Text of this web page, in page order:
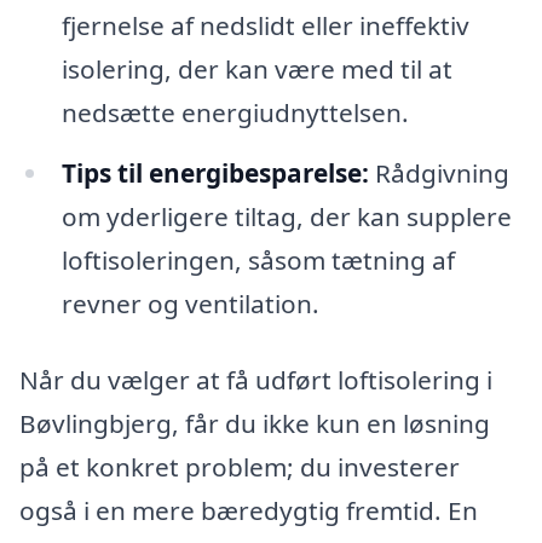
fjernelse af nedslidt eller ineffektiv
isolering, der kan være med til at
nedsætte energiudnyttelsen.
Tips til energibesparelse: Rådgivning
om yderligere tiltag, der kan supplere
loftisoleringen, såsom tætning af
revner og ventilation.
Når du vælger at få udført loftisolering i
Bøvlingbjerg, får du ikke kun en løsning
på et konkret problem; du investerer
også i en mere bæredygtig fremtid. En